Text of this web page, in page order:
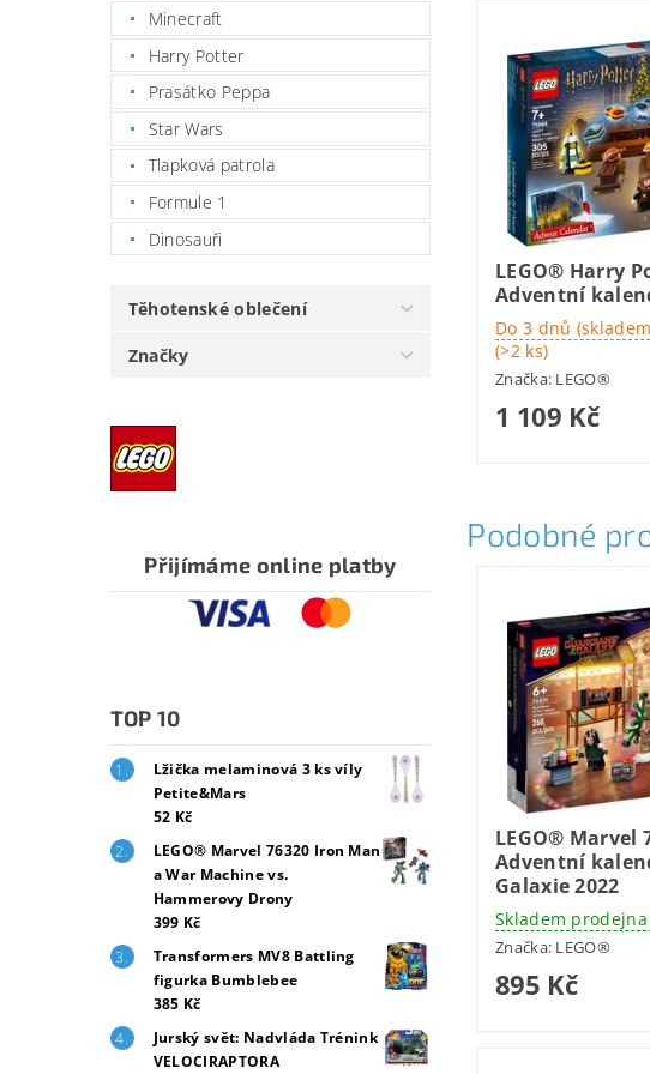
Minecraft
Harry Potter
Prasátko Peppa
Star Wars
Tlapková patrola
Formule 1
Dinosauři
Těhotenské oblečení
Značky
Přijímáme online platby
TOP 10
Lžička melaminová 3 ks víly
Petite&Mars
52 Kč
LEGO® Marvel 76320 Iron Man
a War Machine vs.
Hammerovy Drony
399 Kč
Transformers MV8 Battling
figurka Bumblebee
385 Kč
Jurský svět: Nadvláda Trénink
VELOCIRAPTORA
LEGO® Harry
Adventní
Do 3 dnů
(>2 ks)
Značka: LEGO®
1 109 Kč
Podobné
LEGO® Marvel
Adventní
Galaxie 2022
Skladem
Značka: LEGO®
895 Kč